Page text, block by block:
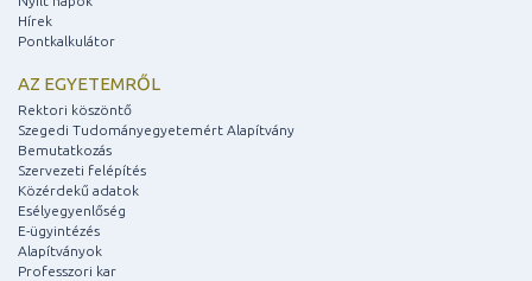
Hírek
Pontkalkulátor
AZ EGYETEMRŐL
Rektori köszöntő
Szegedi Tudományegyetemért Alapítvány
Bemutatkozás
Szervezeti felépítés
Közérdekű adatok
Esélyegyenlőség
E-ügyintézés
Alapítványok
Professzori kar